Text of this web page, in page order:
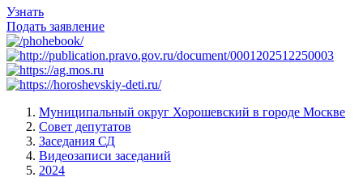
Узнать
Подать заявление
Муниципальный округ Хорошевский в городе Москве
Совет депутатов
Заседания СД
Видеозаписи заседаний
2024